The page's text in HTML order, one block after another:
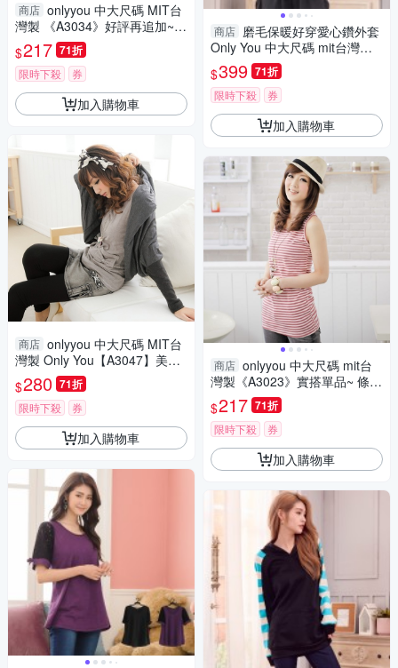
商店 onlyyou 中大尺碼 MIT台
灣製 《A3034》好評再追加~~
實搭美型~素面彈力背心‧2色(X
S-6L)
$217 71折
限時下殺 券
加入購物車
商店 onlyyou 中大尺碼 MIT台
灣製 Only You【A3047】美型
剪裁 孤型下擺修身外套 2色
$280 71折
限時下殺 券
加入購物車
商店 磨毛保暖好穿愛心鑽外套
Only You 中大尺碼 mit台灣製
【A3648】
$399 71折
限時下殺 券
加入購物車
商店 onlyyou 中大尺碼 mit台
灣製《A3023》實搭單品~ 條紋
圓領棉質長版背心現貨 ‧4色(XS
-5L)
$217 71折
限時下殺 券
加入購物車